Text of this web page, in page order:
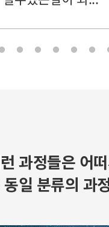
과정들은 어
일 분류의 과